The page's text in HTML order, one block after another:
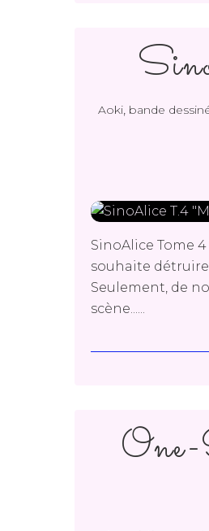
Aoki, bande
SinoAlice Tome
souhaite
Seulement, de
scène......